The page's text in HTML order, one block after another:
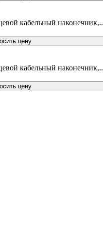
кабельный наконечник,..
цену
кабельный наконечник,..
цену